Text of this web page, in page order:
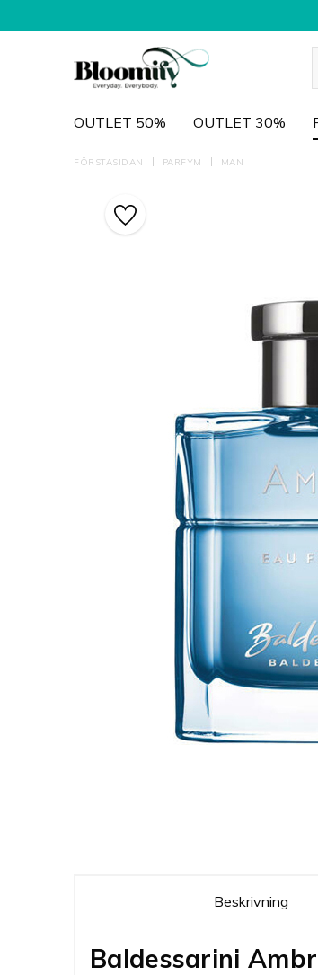
OUTLET 50% OUTLET 30%
FÖRSTASIDAN PARFYM MAN
Beskrivning
Baldessarini